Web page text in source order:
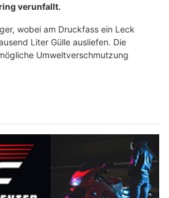
verunfallt.
wobei am Druckfass ein Leck
Liter Gülle ausliefen. Die
Umweltverschmutzung